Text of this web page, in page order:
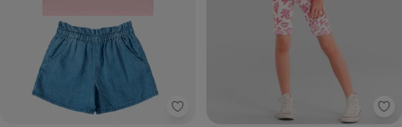
Rovi Kids - Conjunto Blusa com